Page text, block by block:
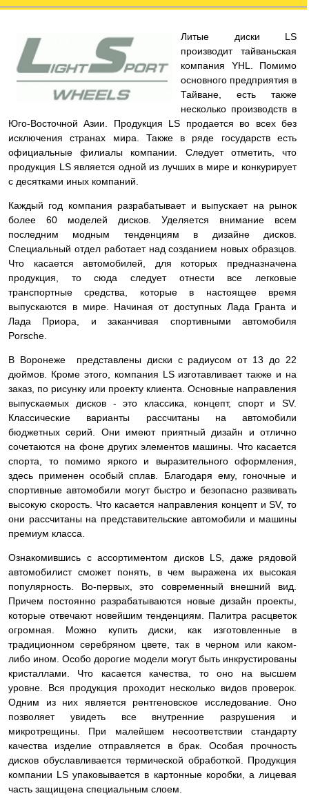
Литые диски LS
производит тайваньская
компания YHL. Помимо
основного предприятия в
Тайване, есть также
несколько производств в
Юго-Восточной Азии. Продукция LS продается во всех без
исключения странах мира. Также в ряде государств есть
официальные филиалы компании. Следует отметить, что
продукция LS является одной из лучших в мире и конкурирует
с десятками иных компаний.
Каждый год компания разрабатывает и выпускает на рынок
более 60 моделей дисков. Уделяется внимание всем
последним модным тенденциям в дизайне дисков.
Специальный отдел работает над созданием новых образцов.
Что касается автомобилей, для которых предназначена
продукция, то сюда следует отнести все легковые
транспортные средства, которые в настоящее время
выпускаются в мире. Начиная от доступных Лада Гранта и
Лада Приора, и заканчивая спортивными автомобиля
Porsche.
В Воронеже представлены диски с радиусом от 13 до 22
дюймов. Кроме этого, компания LS изготавливает также и на
заказ, по рисунку или проекту клиента. Основные направления
выпускаемых дисков - это классика, концепт, спорт и SV.
Классические варианты рассчитаны на автомобили
бюджетных серий. Они имеют приятный дизайн и отлично
сочетаются на фоне других элементов машины. Что касается
спорта, то помимо яркого и выразительного оформления,
здесь применен особый сплав. Благодаря ему, гоночные и
спортивные автомобили могут быстро и безопасно развивать
высокую скорость. Что касается направления концепт и SV, то
они рассчитаны на представительские автомобили и машины
премиум класса.
Ознакомившись с ассортиментом дисков LS, даже рядовой
автомобилист сможет понять, в чем выражена их высокая
популярность. Во-первых, это современный внешний вид.
Причем постоянно разрабатываются новые дизайн проекты,
которые отвечают новейшим тенденциям. Палитра расцветок
огромная. Можно купить диски, как изготовленные в
традиционном серебряном цвете, так в черном или каком-
либо ином. Особо дорогие модели могут быть инкрустированы
кристаллами. Что касается качества, то оно на высшем
уровне. Вся продукция проходит несколько видов проверок.
Одним из них является рентгеновское исследование. Оно
позволяет увидеть все внутренние разрушения и
микротрещины. При малейшем несоответствии стандарту
качества изделие отправляется в брак. Особая прочность
дисков обуславливается термической обработкой. Продукция
компании LS упаковывается в картонные коробки, а лицевая
часть защищена специальным слоем.